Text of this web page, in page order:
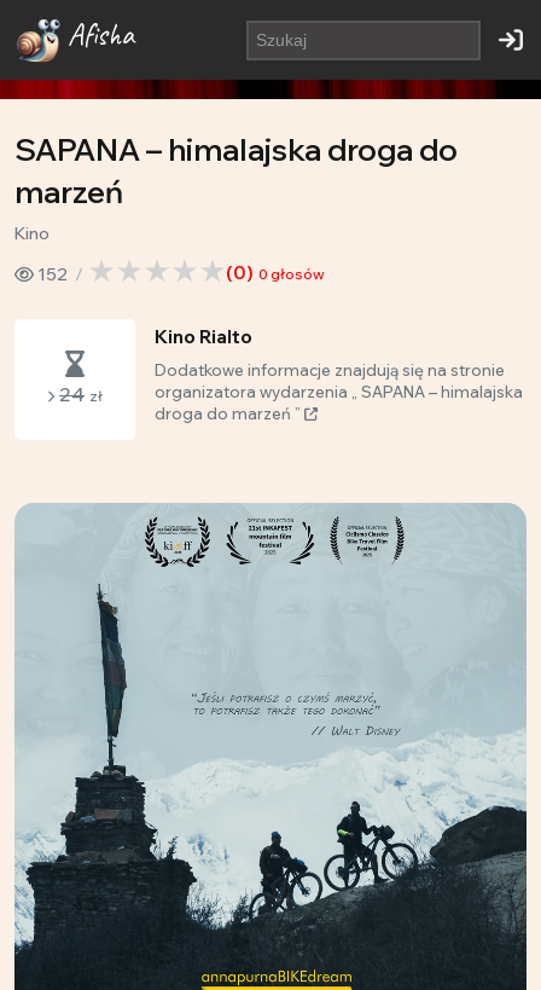
Afisha
SAPANA – himalajska droga do
marzeń
Kino
152
(0) 0 głosów
24 zł
Kino Rialto
Dodatkowe informacje znajdują się na stronie
organizatora wydarzenia „ SAPANA – himalajska
droga do marzeń ”